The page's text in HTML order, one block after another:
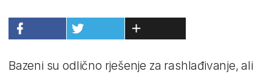
Bazeni su odlično rješenje za rashlađivanje, ali